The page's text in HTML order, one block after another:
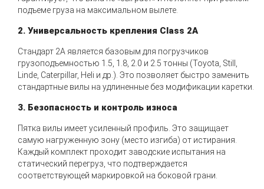
подъеме груза на максимальном вылете.
2. Универсальность крепления Class 2A
Стандарт 2А является базовым для погрузчиков
грузоподъемностью 1.5, 1.8, 2.0 и 2.5 тонны (Toyota, Still,
Linde, Caterpillar, Heli и др.). Это позволяет быстро заменить
стандартные вилы на удлиненные без модификации каретки.
3. Безопасность и контроль износа
Пятка вилы имеет усиленный профиль. Это защищает
самую нагруженную зону (место изгиба) от истирания.
Каждый комплект проходит заводские испытания на
статический перегруз, что подтверждается
соответствующей маркировкой на боковой грани.